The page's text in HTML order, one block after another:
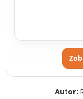
Autor: